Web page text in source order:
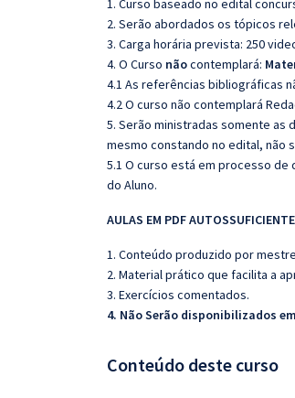
1. Curso baseado no edital
2. Serão abordados os tópicos
3. Carga horária prevista: 250
4. O Curso nãocontemplará:
4.1 As referências bibliográficas
4.2 O curso não contemplará
5. Serão ministradas somente as
mesmo constando no edital, não
5.1 O curso está em processo
do Aluno.
AULAS EM PDF
1. Conteúdo produzido por
2. Material prático que facilita a
3. Exercícios comentados.
4. Não Serão disponibilizados
Conteúdo deste curso